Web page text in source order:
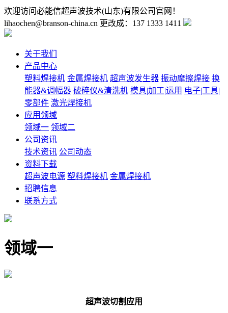
欢迎访问必能信超声波技术(山东)有限公司官网！
lihaochen@branson-china.cn 更改成：137 1333 1411
关于我们
产品中心
塑料焊接机 金属焊接机 超声波发生器 振动摩擦焊接 换
能器&调幅器 破碎仪&清洗机 模具|加工|运用 电子|工具|
零部件 激光焊接机
应用领域
领域一 领域二
公司资讯
技术资讯 公司动态
资料下载
超声波电源 塑料焊接机 金属焊接机
招聘信息
联系方式
领域一
超声波切割应用